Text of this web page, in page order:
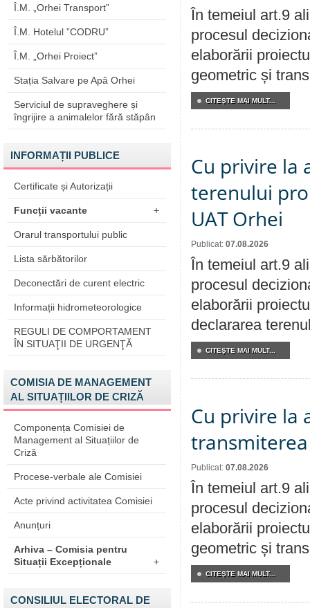
Î.M. „Orhei Transport”
Î.M. Hotelul ”CODRU”
Î.M. „Orhei Proiect”
Stația Salvare pe Apă Orhei
Serviciul de supraveghere și
îngrijire a animalelor fără stăpân
INFORMAȚII PUBLICE
Certificate și Autorizații
Funcții vacante +
Orarul transportului public
Lista sărbătorilor
Deconectări de curent electric
Informații hidrometeorologice
REGULI DE COMPORTAMENT
ÎN SITUAŢII DE URGENŢĂ
COMISIA DE MANAGEMENT
AL SITUAȚIILOR DE CRIZĂ
Componența Comisiei de
Management al Situațiilor de
Criză
Procese-verbale ale Comisiei
Acte privind activitatea Comisiei
Anunțuri
Arhiva – Comisia pentru
Situații Excepționale
+
CONSILIUL ELECTORAL DE
În temeiul art.9
procesul
elaborării
geometric și
CITEŞTE MAI MULT...
Cu privire la
terenului
UAT Orhei
Publicat: 07.08.2026
În temeiul art.9
procesul
elaborării
declararea
CITEŞTE MAI MULT...
Cu privire la
Publicat: 07.08.2026
În temeiul art.9
procesul
elaborării
geometric și
CITEŞTE MAI MULT...